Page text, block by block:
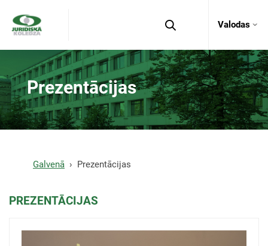
Valodas
Prezentācijas
Galvenā Prezentācijas
PREZENTĀCIJAS